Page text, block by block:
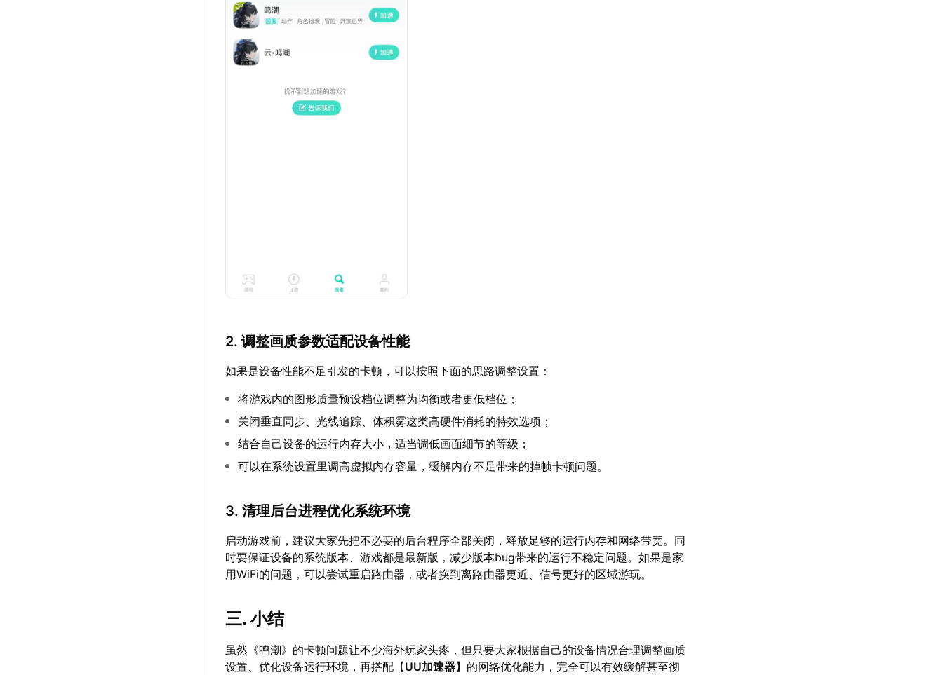
2. 调整画质参数适配设备性能
如果是设备性能不足引发的卡顿，可以按照下面的思路调整设置：
将游戏内的图形质量预设档位调整为均衡或者更低档位；
关闭垂直同步、光线追踪、体积雾这类高硬件消耗的特效选项；
结合自己设备的运行内存大小，适当调低画面细节的等级；
可以在系统设置里调高虚拟内存容量，缓解内存不足带来的掉帧卡顿问题。
3. 清理后台进程优化系统环境
启动游戏前，建议大家先把不必要的后台程序全部关闭，释放足够的运行内存和网络带宽。同
时要保证设备的系统版本、游戏都是最新版，减少版本bug带来的运行不稳定问题。如果是家
用WiFi的问题，可以尝试重启路由器，或者换到离路由器更近、信号更好的区域游玩。
三. 小结
虽然《鸣潮》的卡顿问题让不少海外玩家头疼，但只要大家根据自己的设备情况合理调整画质
设置、优化设备运行环境，再搭配【UU加速器】的网络优化能力，完全可以有效缓解甚至彻